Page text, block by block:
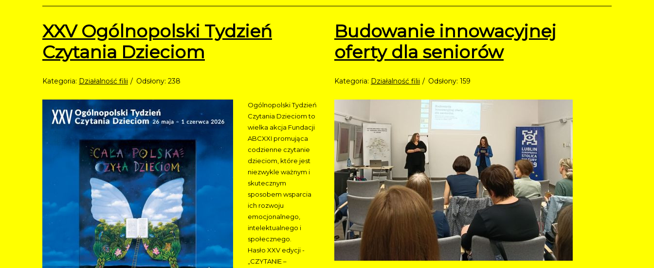
XXV Ogólnopolski Tydzień
Czytania Dzieciom
Kategoria: Działalność filii Odsłony: 238
Ogólnopolski Tydzień
Czytania Dzieciom to
wielka akcja Fundacji
ABCXXI promująca
codzienne czytanie
dzieciom, które jest
niezwykle ważnym i
skutecznym
sposobem wsparcia
ich rozwoju
emocjonalnego,
intelektualnego i
społecznego.
Hasło XXV edycji -
„CZYTANIE –
Budowanie innowacyjnej
oferty dla seniorów
Kategoria: Działalność filii Odsłony: 159